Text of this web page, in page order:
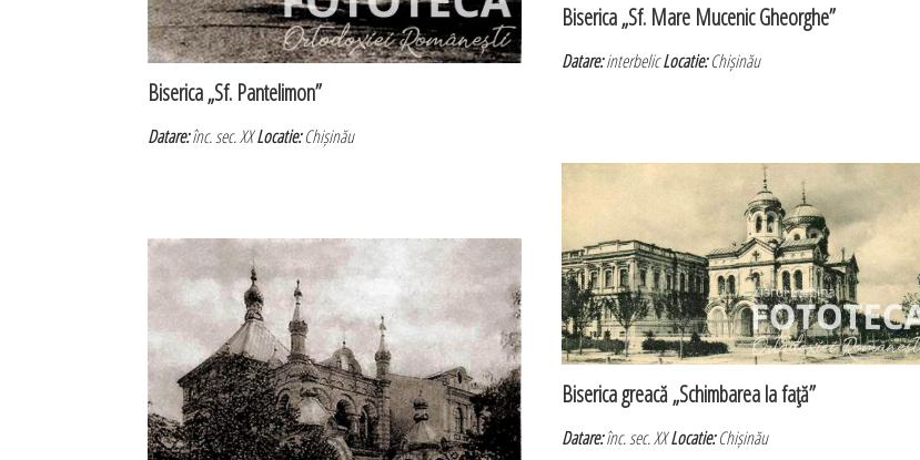
Biserica „Sf. Pantelimon”
Datare:înc. sec. XXLocatie:Chișinău
Biserica „Sf. Mare Mucenic Gheorghe”
Datare:interbelicLocatie:Chișinău
Biserica greacă „Schimbarea la faţă”
Datare:înc. sec. XXLocatie:Chișinău